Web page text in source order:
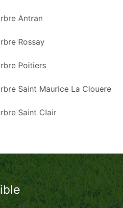
Antran
Rossay
Poitiers
Saint Maurice La Clouere
Saint Clair